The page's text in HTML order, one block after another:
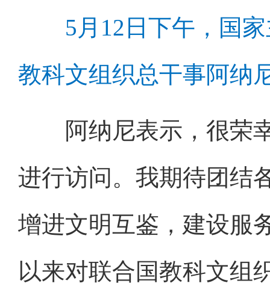
5月12日下午，国
教科文组织总干事阿纳
阿纳尼表示，很荣幸
进行访问。我期待团结
增进文明互鉴，建设服
以来对联合国教科文组